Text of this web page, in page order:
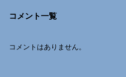
コメント一覧
コメントはありません。